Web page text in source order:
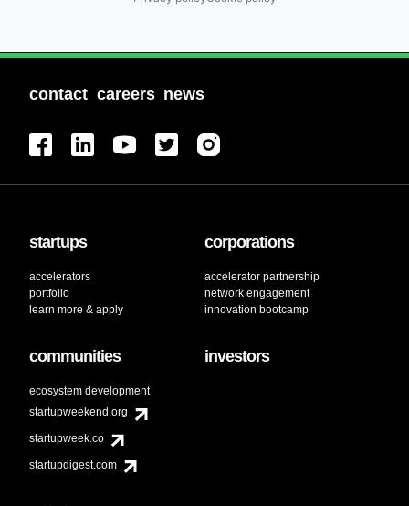
contact careers news
startups
accelerators
portfolio
learn more & apply
corporations
accelerator partnership
network engagement
innovation bootcamp
communities
ecosystem development
startupweekend.org
startupweek.co
startupdigest.com
investors